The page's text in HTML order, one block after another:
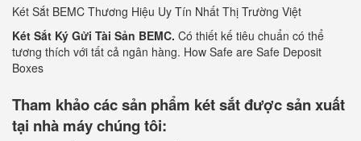
Két Sắt BEMC Thương Hiệu Uy Tín Nhất Thị Trường Việt
Két Sắt Ký Gửi Tài Sản BEMC. Có thiết kế tiêu chuẩn có thể
tương thích với tất cả ngân hàng. How Safe are Safe Deposit
Boxes
Tham khảo các sản phẩm két sắt được sản xuất
tại nhà máy chúng tôi: